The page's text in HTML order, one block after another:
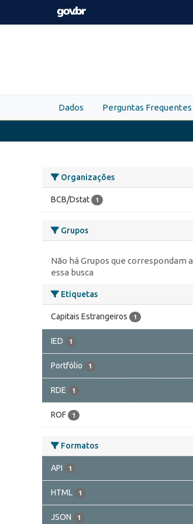
Skip to main content
Dados Perguntas Frequentes
Organizações
BCB/Dstat 1
Grupos
Não há Grupos que correspondam a
essa busca
Etiquetas
Capitais Estrangeiros 1
IED 1
Portfólio 1
RDE 1
ROF 1
Formatos
API 1
HTML 1
JSON 1